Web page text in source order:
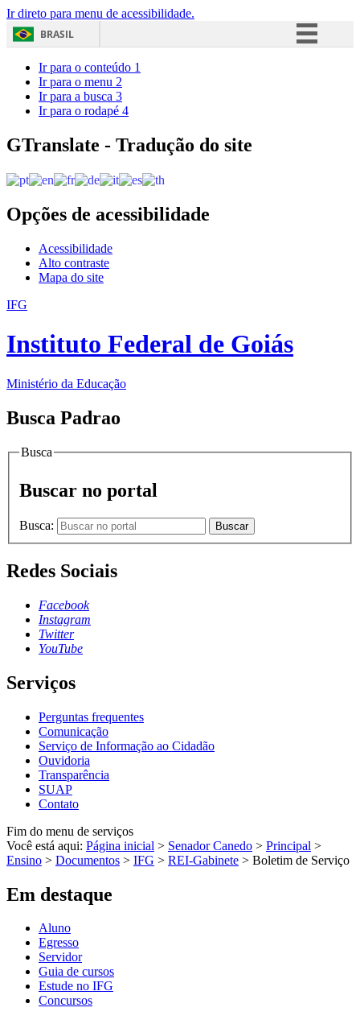
Ir direto para menu de acessibilidade.
BRASIL
Acesso à informação
Ir para o conteúdo 1
Ir para o menu 2
Ir para a busca 3
Ir para o rodapé 4
GTranslate - Tradução do site
Opções de acessibilidade
Acessibilidade
Alto contraste
Mapa do site
IFG
Instituto Federal de Goiás
Ministério da Educação
Busca Padrao
Busca
Buscar no portal
Busca: Buscar
Redes Sociais
Facebook
Instagram
Twitter
YouTube
Serviços
Perguntas frequentes
Comunicação
Serviço de Informação ao Cidadão
Ouvidoria
Transparência
SUAP
Contato
Fim do menu de serviços
Você está aqui: Página inicial > Senador Canedo > Principal >
Ensino > Documentos > IFG > REI-Gabinete > Boletim de Serviço
Em destaque
Aluno
Egresso
Servidor
Guia de cursos
Estude no IFG
Concursos